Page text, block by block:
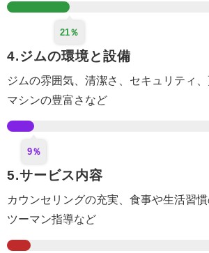
21％
4.ジムの環境と設備
ジムの雰囲気、清潔さ、セキュリティ
マシンの豊富さなど
9％
5.サービス内容
カウンセリングの充実 、食事や生活習
ツーマン指導など